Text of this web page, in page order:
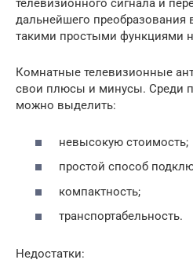
телевизионного сигнала и
дальнейшего преобразования
такими простыми функциями
Комнатные телевизионные
свои плюсы и минусы. Среди
можно выделить:
невысокую стоимость;
простой способ
компактность;
транспортабельность.
Недостатки: